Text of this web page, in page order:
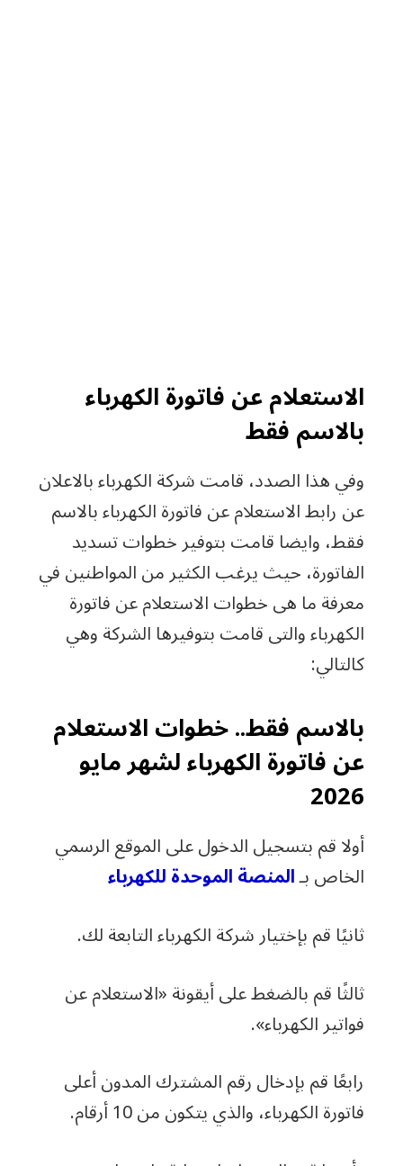
الاستعلام عن فاتورة الكهرباء
بالاسم فقط
وفي هذا الصدد، قامت شركة الكهرباء بالاعلان
عن رابط الاستعلام عن فاتورة الكهرباء بالاسم
فقط، وايضا قامت بتوفير خطوات تسديد
الفاتورة، حيث يرغب الكثير من المواطنين في
معرفة ما هى خطوات الاستعلام عن فاتورة
الكهرباء والتى قامت بتوفيرها الشركة وهي
كالتالي:
بالاسم فقط.. خطوات الاستعلام
عن فاتورة الكهرباء لشهر مايو
2026
أولا قم بتسجيل الدخول على الموقع الرسمي
الخاص بـالمنصة الموحدة للكهرباء
ثانيًا قم بإختيار شركة الكهرباء التابعة لك.
ثالثًا قم بالضغط على أيقونة «الاستعلام عن
فواتير الكهرباء».
رابعًا قم بإدخال رقم المشترك المدون أعلى
فاتورة الكهرباء، والذي يتكون من 10 أرقام.